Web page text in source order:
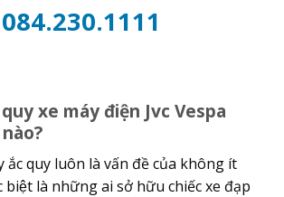
084.230.1111
xe máy điện Jvc Vespa
ắc quy luôn là vấn đề của không ít
biệt là những ai sở hữu chiếc xe đạp